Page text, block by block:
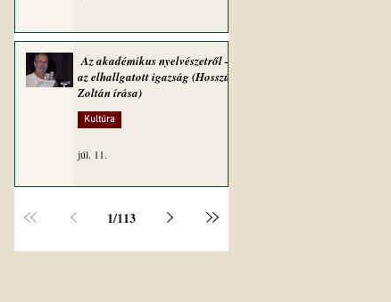
Az akadémikus nyelvészetről –
az elhallgatott igazság (Hosszú
Zoltán írása)
Kultúra
júl. 11.
1/113